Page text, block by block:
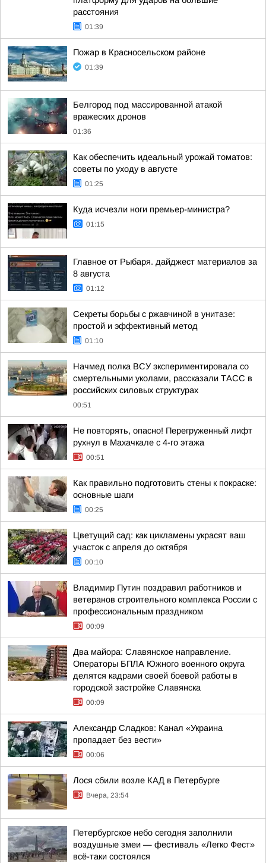
расстояния
01:39
Пожар в Красносельском районе
01:39
Белгород под массированной атакой
вражеских дронов
01:36
Как обеспечить идеальный урожай томатов:
советы по уходу в августе
01:25
Куда исчезли ноги премьер-министра?
01:15
Главное от Рыбаря. дайджест материалов за
8 августа
01:12
Секреты борьбы с ржавчиной в унитазе:
простой и эффективный метод
01:10
Начмед полка ВСУ экспериментировала со
смертельными уколами, рассказали ТАСС в
российских силовых структурах
00:51
Не повторять, опасно! Перегруженный лифт
рухнул в Махачкале с 4-го этажа
00:51
Как правильно подготовить стены к покраске:
основные шаги
00:25
Цветущий сад: как цикламены украсят ваш
участок с апреля до октября
00:10
Владимир Путин поздравил работников и
ветеранов строительного комплекса России с
профессиональным праздником
00:09
Два майора: Славянское направление.
Операторы БПЛА Южного военного округа
делятся кадрами своей боевой работы в
городской застройке Славянска
00:09
Александр Сладков: Канал «Украина
пропадает без вести»
00:06
Лося сбили возле КАД в Петербурге
Вчера, 23:54
Петербургское небо сегодня заполнили
воздушные змеи — фестиваль «Легко Фест»
всё-таки состоялся